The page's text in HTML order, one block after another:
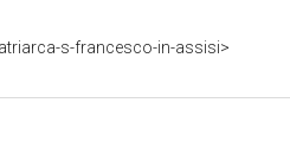
s-francesco-in-assisi>